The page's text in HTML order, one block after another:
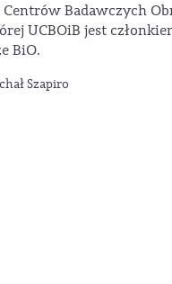
Badawczych
UCBOiB jest
BiO.
Szapiro